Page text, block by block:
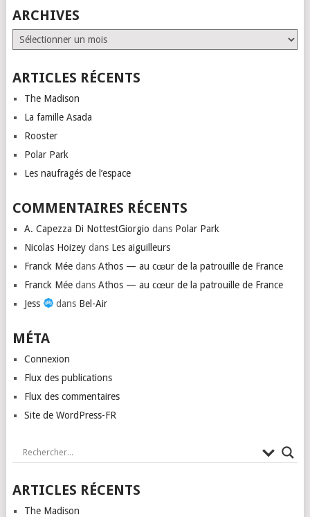
ARCHIVES
Archives
ARTICLES RÉCENTS
The Madison
La famille Asada
Rooster
Polar Park
Les naufragés de l’espace
COMMENTAIRES RÉCENTS
A. Capezza Di NottestGiorgio dans Polar Park
Nicolas Hoizeydans Les aiguilleurs
Franck Méedans Athos — au cœur de la patrouille de France
Franck Méedans Athos — au cœur de la patrouille de France
Jess
dans Bel-Air
MÉTA
Connexion
Flux des publications
Flux des commentaires
Site de WordPress-FR
ARTICLES RÉCENTS
The Madison